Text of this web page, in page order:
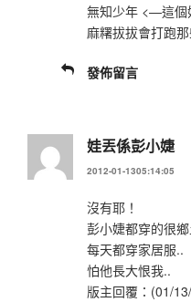
無知少年 <—這個
麻糬拔拔會打跑
發佈留言
娃丟係彭小婕
2012-01-1305:14:05
沒有耶！
彭小婕都穿的很
每天都穿家居服..
怕他長大恨我..
版主回覆：(01/